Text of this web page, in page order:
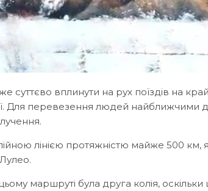
суттєво вплинути на рух поїздів на
Для перевезення людей найближчими
лінією протяжністю майже 500 км,
маршруті була друга колія, оскільки